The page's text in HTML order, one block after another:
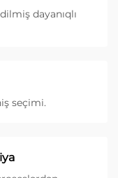
dayanıqlı
seçimi.